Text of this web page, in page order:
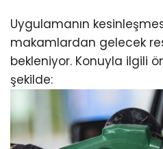
Uygulamanın
makamlardan gelecek
bekleniyor. Konuyla ilgili
şekilde: